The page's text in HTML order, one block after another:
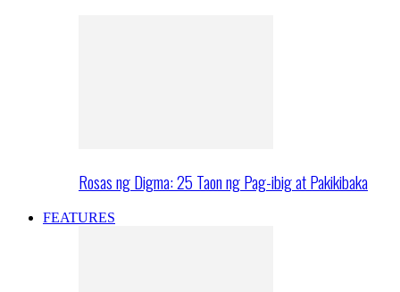
Rosas ng Digma: 25 Taon ng Pag-ibig at Pakikibaka
FEATURES